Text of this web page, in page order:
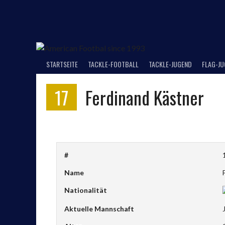
STARTSEITE TACKLE-FOOTBALL TACKLE-JUGEND FLAG-
17 Ferdinand Kästner
#
Name
Nationalität
Aktuelle Mannschaft